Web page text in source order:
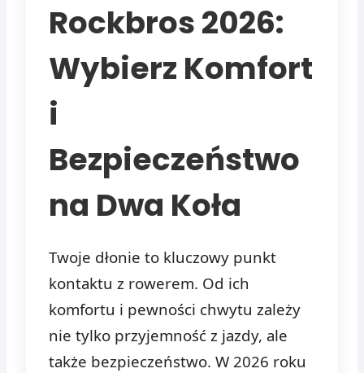
Rockbros 2026:
Wybierz Komfort
i
Bezpieczeństwo
na Dwa Koła
Twoje dłonie to kluczowy punkt
kontaktu z rowerem. Od ich
komfortu i pewności chwytu zależy
nie tylko przyjemność z jazdy, ale
także bezpieczeństwo. W 2026 roku